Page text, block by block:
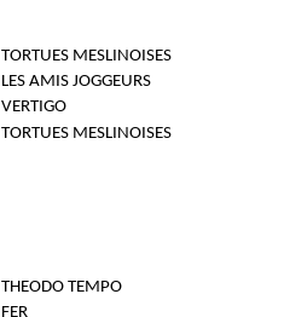
TORTUES MESLINOISES
LES AMIS JOGGEURS
VERTIGO
TORTUES MESLINOISES
THEODO TEMPO
FER